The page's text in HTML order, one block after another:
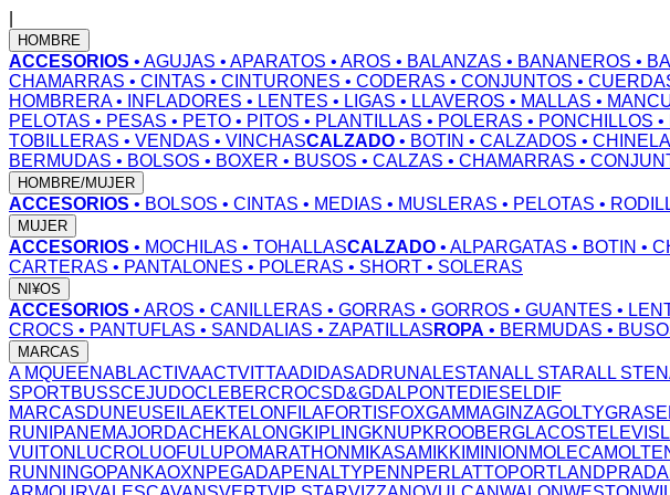
HOMBRE
ACCESORIOS • AGUJAS • APARATOS • AROS • BALANZAS • BANANEROS •
CHAMARRAS • CINTAS • CINTURONES • CODERAS • CONJUNTOS •
HOMBRERA• INFLADORES • LENTES • LIGAS • LLAVEROS • MALLAS •
PELOTAS • PESAS • PETO • PITOS • PLANTILLAS • POLERAS • PONCHILLOS
TOBILLERAS • VENDAS • VINCHASCALZADO • BOTIN • CALZADOS •
BERMUDAS • BOLSOS • BOXER • BUSOS • CALZAS • CHAMARRAS •
HOMBRE/MUJER
ACCESORIOS • BOLSOS • CINTAS • MEDIAS • MUSLERAS • PELOTAS •
MUJER
ACCESORIOS • MOCHILAS • TOHALLASCALZADO • ALPARGATAS • BOTIN •
CARTERAS • PANTALONES • POLERAS • SHORT • SOLERAS
NI¥OS
ACCESORIOS • AROS • CANILLERAS • GORRAS • GORROS • GUANTES •
CROCS • PANTUFLAS • SANDALIAS • ZAPATILLAS ROPA • BERMUDAS •
MARCAS
A MQUEENABLACTIVAACTVITTAADIDASADRUNALESTANALL STARALL STEN
SPORTBUSSCEJUDOCLEBERCROCSD&GDALPONTEDIESELDIF
MARCASDUNEUSEILAEKTELON FILAFORTISFOXGAMMAGINZAGOLTY
RUN IPANEMAJORDACHEKALONGKIPLINGKNUPKROOBERGLACOSTE LEVIS
VUITON LUCROLUOFU LUPOMARATHON MIKASAMIKKI MINION MOLECA
RUNNINGOPANKAOXN PEGADAPENALTYPENN PERLATTOPORTLANDPRADA